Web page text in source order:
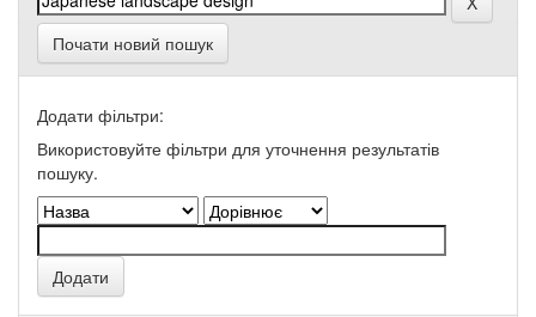
Почати новий пошук
Додати фільтри:
Використовуйте фільтри для уточнення результатів
пошуку.